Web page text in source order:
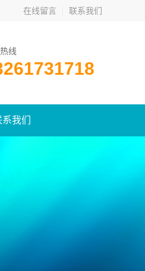
在线留言 联系我们
线
我们